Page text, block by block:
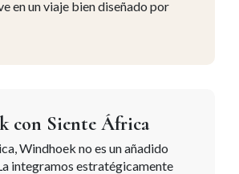
en un viaje bien diseñado por
con Siente África
Windhoek no es un añadido
integramos estratégicamente